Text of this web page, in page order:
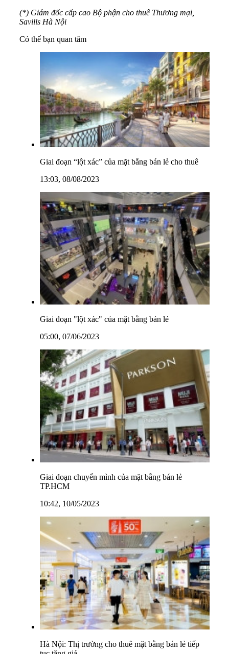
(*) Giám đốc cấp cao Bộ phận cho thuê Thương mại,
Savills Hà Nội
Có thể bạn quan tâm
Giai đoạn “lột xác” của mặt bằng bán lẻ cho thuê
13:03, 08/08/2023
Giai đoạn "lột xác" của mặt bằng bán lẻ
05:00, 07/06/2023
Giai đoạn chuyển mình của mặt bằng bán lẻ
TP.HCM
10:42, 10/05/2023
Hà Nội: Thị trường cho thuê mặt bằng bán lẻ tiếp